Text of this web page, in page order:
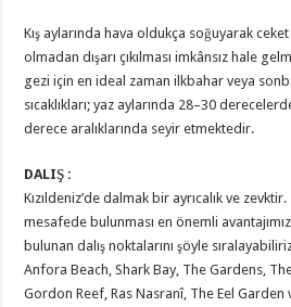
Kış aylarında hava oldukça soğuyarak
olmadan dışarı çıkılması imkânsız hale
gezi için en ideal zaman ilkbahar veya
sıcaklıkları; yaz aylarında 28–30
derece aralıklarında seyir etmektedir.
DALIŞ :
Kızıldeniz’de dalmak bir ayrıcalık ve
mesafede bulunması en önemli
bulunan dalış noktalarını şöyle
Anfora Beach, Shark Bay, The Gardens,
Gordon Reef, Ras Nasranî, The Eel Garden